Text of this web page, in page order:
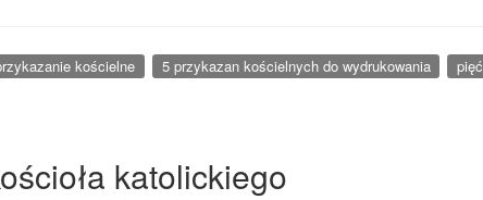
kościelne 5 przykazan kościelnych do wydrukowania
katolickiego